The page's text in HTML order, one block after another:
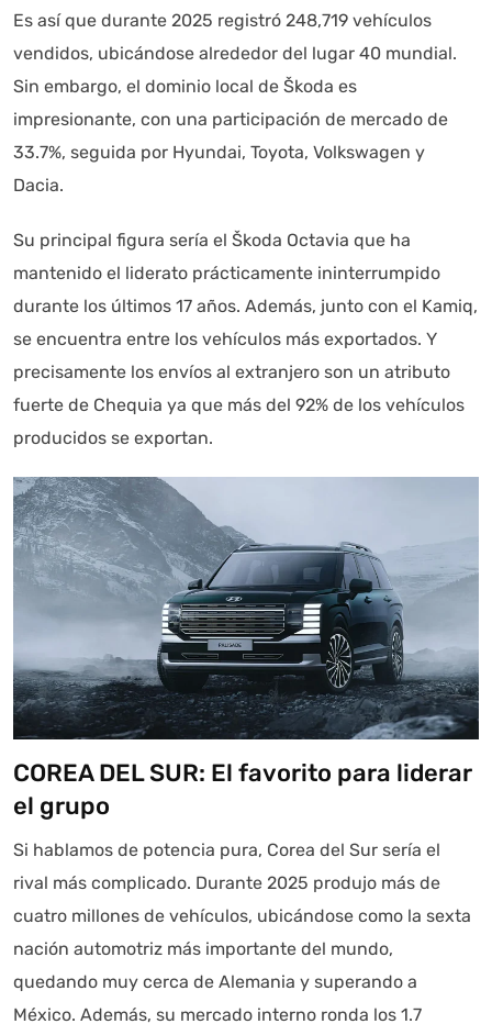
Es así que durante 2025 registró 248,719 vehículos
vendidos, ubicándose alrededor del lugar 40 mundial.
Sin embargo, el dominio local de Škoda es
impresionante, con una participación de mercado de
33.7%, seguida por Hyundai, Toyota, Volkswagen y
Dacia.
Su principal figura sería el Škoda Octavia que ha
mantenido el liderato prácticamente ininterrumpido
durante los últimos 17 años. Además, junto con el Kamiq,
se encuentra entre los vehículos más exportados. Y
precisamente los envíos al extranjero son un atributo
fuerte de Chequia ya que más del 92% de los vehículos
producidos se exportan.
COREA DEL SUR: El favorito para liderar
el grupo
Si hablamos de potencia pura, Corea del Sur sería el
rival más complicado. Durante 2025 produjo más de
cuatro millones de vehículos, ubicándose como la sexta
nación automotriz más importante del mundo,
quedando muy cerca de Alemania y superando a
México. Además, su mercado interno ronda los 1.7